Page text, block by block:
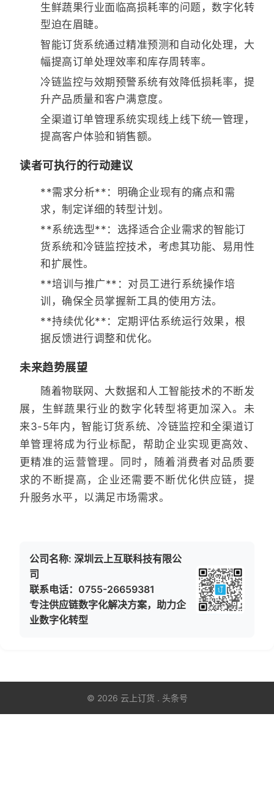
生鲜蔬果行业面临高损耗率的问题，数字化转
型迫在眉睫。
智能订货系统通过精准预测和自动化处理，大
幅提高订单处理效率和库存周转率。
冷链监控与效期预警系统有效降低损耗率，提
升产品质量和客户满意度。
全渠道订单管理系统实现线上线下统一管理，
提高客户体验和销售额。
读者可执行的行动建议
**需求分析**：明确企业现有的痛点和需
求，制定详细的转型计划。
**系统选型**：选择适合企业需求的智能订
货系统和冷链监控技术，考虑其功能、易用性
和扩展性。
**培训与推广**：对员工进行系统操作培
训，确保全员掌握新工具的使用方法。
**持续优化**：定期评估系统运行效果，根
据反馈进行调整和优化。
未来趋势展望
随着物联网、大数据和人工智能技术的不断发
展，生鲜蔬果行业的数字化转型将更加深入。未
来3-5年内，智能订货系统、冷链监控和全渠道订
单管理将成为行业标配，帮助企业实现更高效、
更精准的运营管理。同时，随着消费者对品质要
求的不断提高，企业还需要不断优化供应链，提
升服务水平，以满足市场需求。
公司名称: 深圳云上互联科技有限公
司
联系电话：0755-26659381
专注供应链数字化解决方案，助力企
业数字化转型
© 2026 云上订货 . 头条号